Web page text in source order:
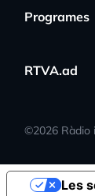
Programes
RTVA.ad
©2026 Ràdio
EN
DIRECTE
Les